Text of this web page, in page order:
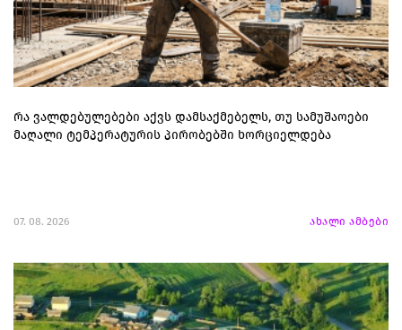
რა ვალდებულებები აქვს დამსაქმებელს, თუ სამუშაოები
მაღალი ტემპერატურის პირობებში ხორციელდება
07. 08. 2026 ახალი ამბები